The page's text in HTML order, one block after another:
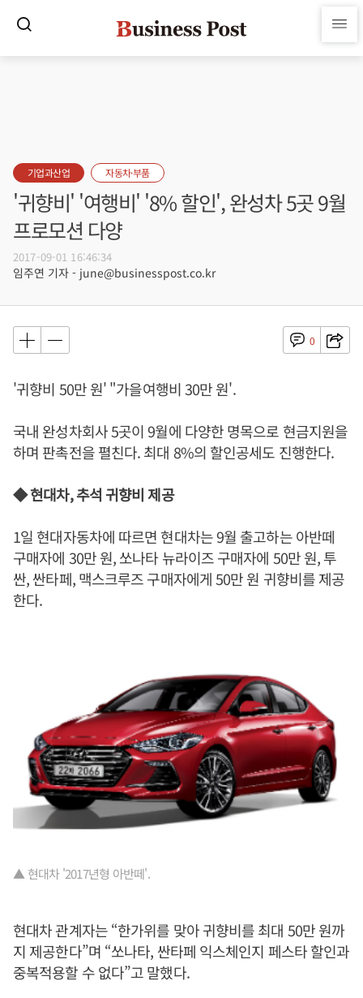
기업과산업 자동차·부품
'귀향비' '여행비' '8% 할인', 완성차 5곳 9월
프로모션 다양
2017-09-01 16:46:34
임주연 기자 - june@businesspost.co.kr
0
'귀향비 50만 원' "가을여행비 30만 원'.
국내 완성차회사 5곳이 9월에 다양한 명목으로 현금지원을
하며 판촉전을 펼친다. 최대 8%의 할인공세도 진행한다.
◆ 현대차, 추석 귀향비 제공
1일 현대자동차에 따르면 현대차는 9월 출고하는 아반떼
구매자에 30만 원, 쏘나타 뉴라이즈 구매자에 50만 원, 투
싼, 싼타페, 맥스크루즈 구매자에게 50만 원 귀향비를 제공
한다.
▲ 현대차 '2017년형 아반떼'.
현대차 관계자는 “한가위를 맞아 귀향비를 최대 50만 원까
지 제공한다”며 “쏘나타, 싼타페 익스체인지 페스타 할인과
중복적용할 수 없다”고 말했다.